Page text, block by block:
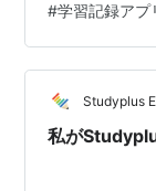
てた😲 やった
金のフレーズ2
ースのリスニ
らも英語学習
#学習記録アプ
Studyplus
私が